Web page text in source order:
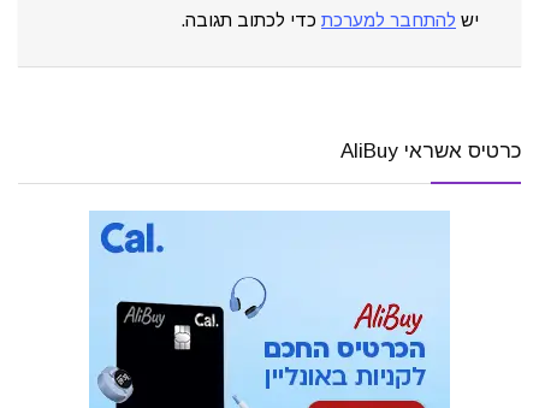
יש להתחבר למערכת כדי לכתוב תגובה.
כרטיס אשראי AliBuy